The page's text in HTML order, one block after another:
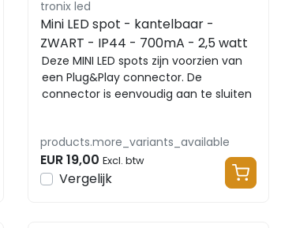
tronix led
Mini LED spot - kantelbaar -
ZWART - IP44 - 700mA - 2,5 watt
Deze MINI LED spots zijn voorzien van
een Plug&Play connector. De
connector is eenvoudig aan te sluiten
products.more_variants_available
EUR 19,00 Excl. btw
Vergelijk